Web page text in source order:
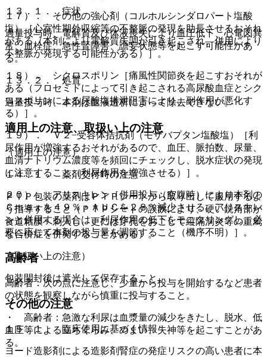
１３．１． 症状
過量投与時、電解質及び体液喪失により血圧低下、心電図異
常、血栓症、急性腎障害、譫妄状態等を起こす可能性があ
る。
１３．２． 処置
過量投与時、本剤は血液透析によって除去できない。
適用上の注意、取扱い上の注意
（適用上の注意）
１４．１． 薬剤交付時の注意
ＰＴＰ包装の薬剤はＰＴＰシートから取り出して服用するよ
う指導すること（ＰＴＰシートの誤飲により、硬い鋭角部が
食道粘膜へ刺入し、更には穿孔をおこして縦隔洞炎等の重篤
な合併症を併発することがある）。
（取扱い上の注意）
包装開封後は遮光して保存すること。
その他の注意
１５．１． 臨床使用に基づく情報
ヨード造影剤による造影剤腎症の発症リスクの高い患者に本
１７）． その他の強心剤（コルホルシンダロパート塩酸
塩）［心室性期外収縮等の不整脈の発現を助長させるおそれ
がある（本剤により電解質失調が引き起こされ、併用により
不整脈が発現する可能性がある）］。
１８）． シクロスポリン［痛風性関節炎を起こすおそれが
ある（フロセミドによって引き起こされる高尿酸血症とシク
ロスポリンによる尿酸塩排泄阻害により、副作用が悪化す
る）］。
１９）． Ｖ２−受容体拮抗剤（モザバプタン塩酸塩）［利
尿作用が増強するおそれがあるので、血圧、脈拍数、尿量、
血清ナトリウム濃度等を頻回にチェックし、脱水症状の発現
に注意すること（利尿作用を増強させる）］。
２０）． アリスキレン［併用投与（空腹時）により本剤の
Ｃｍａｘを４９％・ＡＵＣを２８％減少させる。アリスキレ
ンと併用する場合は、利尿作用の低下をモニタリングし、必
要に応じて本剤の投与量を調節すること（機序不明）］。
高齢者
高齢者：次の点に注意し、少量から投与を開始するなど患者
の状態を観察しながら慎重に投与すること。
・ 高齢者：急激な利尿は血漿量の減少をきたし、脱水、低
血圧等による立ちくらみ、めまい、失神等を起こすことがあ
る。